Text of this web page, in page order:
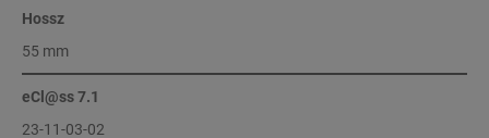
Hossz
55 mm
eCl@ss 7.1
23-11-03-02